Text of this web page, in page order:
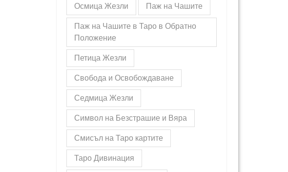
Осмица Жезли
Паж на Чашите
Паж на Чашите в Таро в Обратно
Положение
Петица Жезли
Свобода и Освобождаване
Седмица Жезли
Символ на Безстрашие и Вяра
Смисъл на Таро картите
Таро Дивинация